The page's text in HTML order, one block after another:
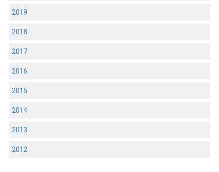
2019
2018
2017
2016
2015
2014
2013
2012